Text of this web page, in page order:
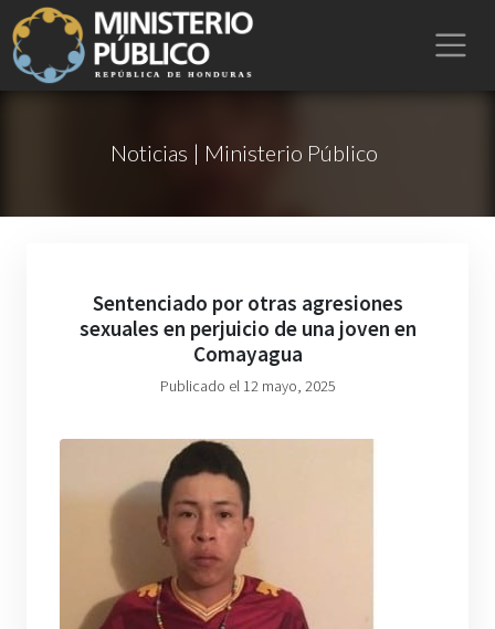
Noticias | Ministerio Público
Sentenciado por otras agresiones
sexuales en perjuicio de una joven en
Comayagua
Publicado el 12 mayo, 2025